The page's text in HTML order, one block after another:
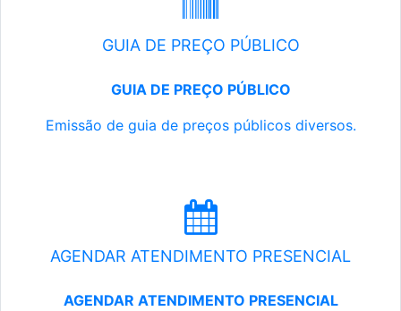
GUIA DE PREÇO PÚBLICO
GUIA DE PREÇO PÚBLICO
Emissão de guia de preços públicos diversos.
AGENDAR ATENDIMENTO PRESENCIAL
AGENDAR ATENDIMENTO PRESENCIAL